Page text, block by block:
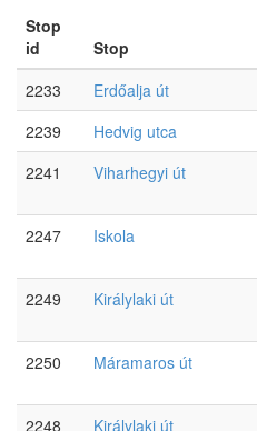
Stop
id
Stop
2233
Erdőalja út
2239
Hedvig utca
2241
Viharhegyi út
2247
Iskola
2249
Királylaki út
2250
Máramaros út
2248
Királylaki út